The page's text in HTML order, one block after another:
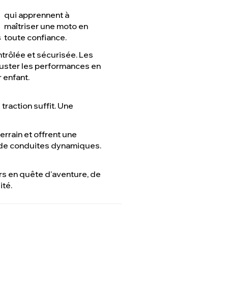
qui apprennent à
maîtriser une moto en
toute confiance.
et sécurisée. Les
les performances en
enfant.
suffit. Une
et offrent une
conduites dynamiques.
en quête d'aventure, de